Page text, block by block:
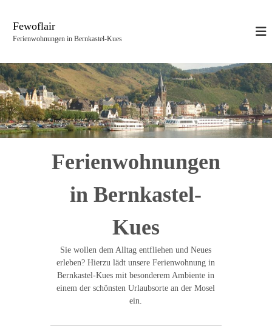
h
a
l
t
s
p
Fewoflair
Ferienwohnungen in Bernkastel-Kues
Ferienwohnungen
in Bernkastel-
Kues
Sie wollen dem Alltag entfliehen und Neues
erleben? Hierzu lädt unsere Ferienwohnung in
Bernkastel-Kues mit besonderem Ambiente in
einem der schönsten Urlaubsorte an der Mosel
ein.